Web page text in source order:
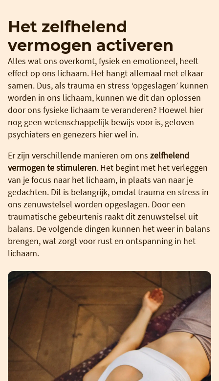
Het zelfhelend
vermogen activeren
Alles wat ons overkomt, fysiek en emotioneel, heeft
effect op ons lichaam. Het hangt allemaal met elkaar
samen. Dus, als trauma en stress ‘opgeslagen’ kunnen
worden in ons lichaam, kunnen we dit dan oplossen
door ons fysieke lichaam te veranderen? Hoewel hier
nog geen wetenschappelijk bewijs voor is, geloven
psychiaters en genezers hier wel in.
Er zijn verschillende manieren om ons zelfhelend
vermogen te stimuleren. Het begint met het verleggen
van je focus naar het lichaam, in plaats van naar je
gedachten. Dit is belangrijk, omdat trauma en stress in
ons zenuwstelsel worden opgeslagen. Door een
traumatische gebeurtenis raakt dit zenuwstelsel uit
balans. De volgende dingen kunnen het weer in balans
brengen, wat zorgt voor rust en ontspanning in het
lichaam.